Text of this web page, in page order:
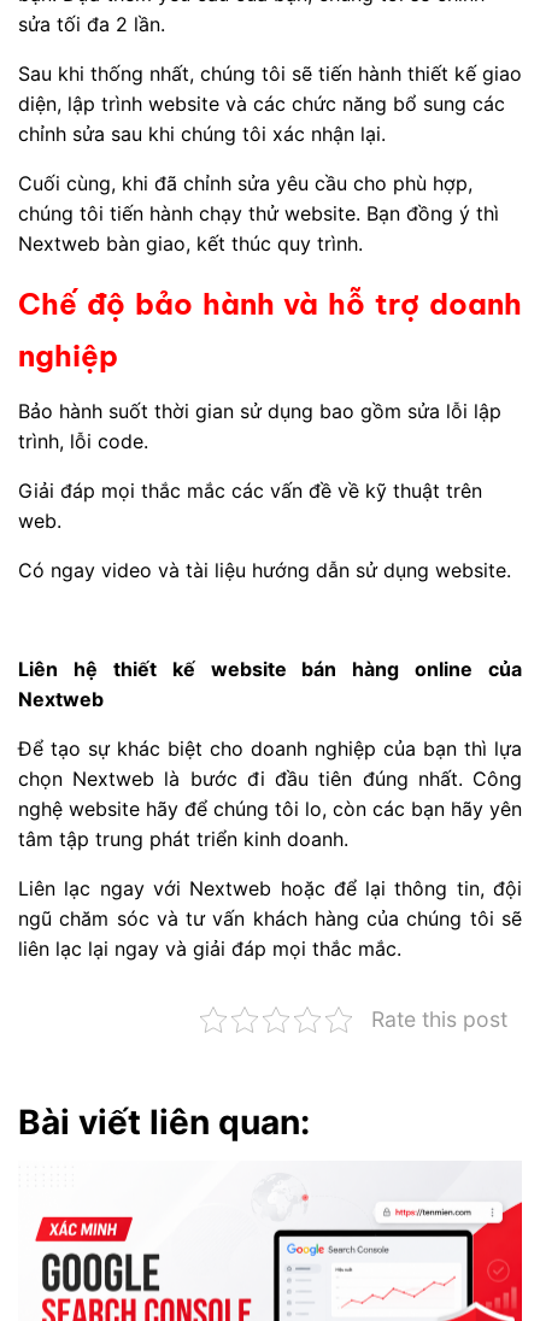
sửa tối đa 2 lần.
Sau khi thống nhất, chúng tôi sẽ tiến hành thiết kế giao
diện, lập trình website và các chức năng bổ sung các
chỉnh sửa sau khi chúng tôi xác nhận lại.
Cuối cùng, khi đã chỉnh sửa yêu cầu cho phù hợp,
chúng tôi tiến hành chạy thử website. Bạn đồng ý thì
Nextweb bàn giao, kết thúc quy trình.
Chế độ bảo hành và hỗ trợ doanh
nghiệp
Bảo hành suốt thời gian sử dụng bao gồm sửa lỗi lập
trình, lỗi code.
Giải đáp mọi thắc mắc các vấn đề về kỹ thuật trên
web.
Có ngay video và tài liệu hướng dẫn sử dụng website.
Liên hệ thiết kế website bán hàng online của
Nextweb
Để tạo sự khác biệt cho doanh nghiệp của bạn thì lựa
chọn Nextweb là bước đi đầu tiên đúng nhất. Công
nghệ website hãy để chúng tôi lo, còn các bạn hãy yên
tâm tập trung phát triển kinh doanh.
Liên lạc ngay với Nextweb hoặc để lại thông tin, đội
ngũ chăm sóc và tư vấn khách hàng của chúng tôi sẽ
liên lạc lại ngay và giải đáp mọi thắc mắc.
Rate this post
Bài viết liên quan: